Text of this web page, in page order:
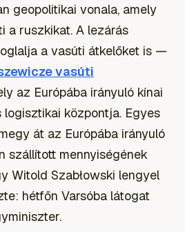
geopolitikai vonala, amely
a ruszkikat. A lezárás
a vasúti átkelőket is —
vasúti
az Európába irányuló kínai
központja. Egyes
át az Európába irányuló
szállított mennyiségének
Witold Szabłowski lengyel
hétfőn Varsóba látogat